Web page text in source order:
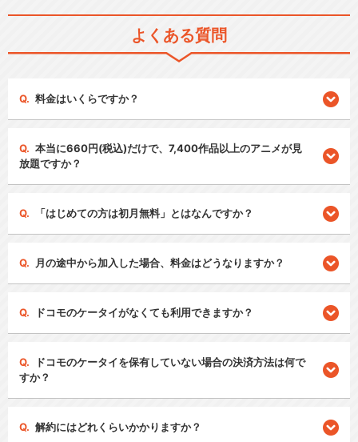
よくある質問
料金はいくらですか？
本当に660円(税込)だけで、7,400作品以上のアニメが見
放題ですか？
「はじめての方は初月無料」とはなんですか？
月の途中から加入した場合、料金はどうなりますか？
ドコモのケータイがなくても利用できますか？
ドコモのケータイを保有していない場合の決済方法は何で
すか？
解約にはどれくらいかかりますか？